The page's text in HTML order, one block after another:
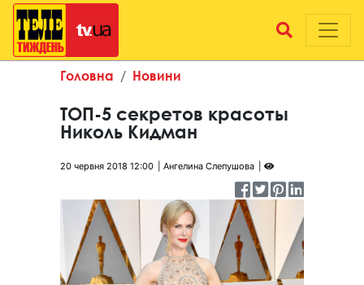
Головна Новини
ТОП-5 секретов красоты
Николь Кидман
20 червня 2018 12:00 Ангелина Слепушова